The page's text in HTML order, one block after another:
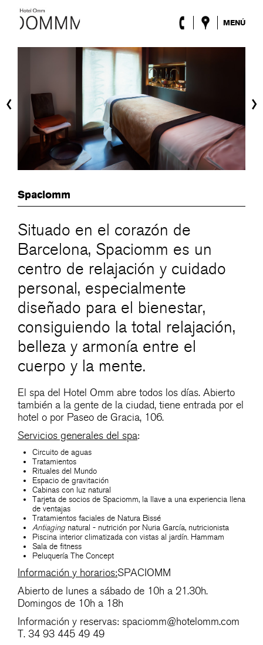
MENÚ
El Hotel
Terraza
Lobby & Club
Eventos
Promociones
Blog
‹ ›
Spaciomm
Situado en el corazón de
Barcelona, Spaciomm es un
centro de relajación y cuidado
personal, especialmente
diseñado para el bienestar,
consiguiendo la total relajación,
belleza y armonía entre el
cuerpo y la mente.
El spa del Hotel Omm abre todos los días. Abierto
también a la gente de la ciudad, tiene entrada por el
hotel o por Paseo de Gracia, 106.
Servicios generales del spa:
Circuito de aguas
Tratamientos
Rituales del Mundo
Espacio de gravitación
Cabinas con luz natural
Tarjeta de socios de Spaciomm, la llave a una experiencia llena
de ventajas
Tratamientos faciales de Natura Bissé
Antiaging natural - nutrición por Nuria García, nutricionista
Piscina interior climatizada con vistas al jardín. Hammam
Sala de fitness
Peluquería The Concept
Información y horarios:SPACIOMM
Abierto de lunes a sábado de 10h a 21.30h.
Domingos de 10h a 18h
Información y reservas: spaciomm@hotelomm.com
T. 34 93 445 49 49